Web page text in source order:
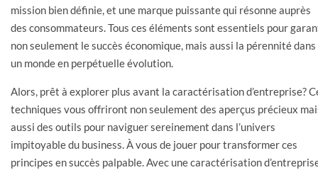
mission bien définie, et une marque puissante qui résonne auprès
des consommateurs. Tous ces éléments sont essentiels pour
non seulement le succès économique, mais aussi la pérennité dans
un monde en perpétuelle évolution.
Alors, prêt à explorer plus avant la caractérisation d’entreprise?
techniques vous offriront non seulement des aperçus précieux
aussi des outils pour naviguer sereinement dans l’univers
impitoyable du business. À vous de jouer pour transformer ces
principes en succès palpable. Avec une caractérisation